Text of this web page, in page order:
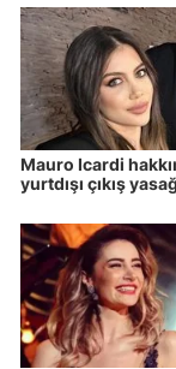
Mauro Icardi
yurtdışı çıkış